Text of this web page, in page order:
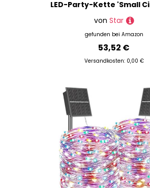
von Star
gefunden bei Amazon
53,52 €
Versandkosten: 0,00 €